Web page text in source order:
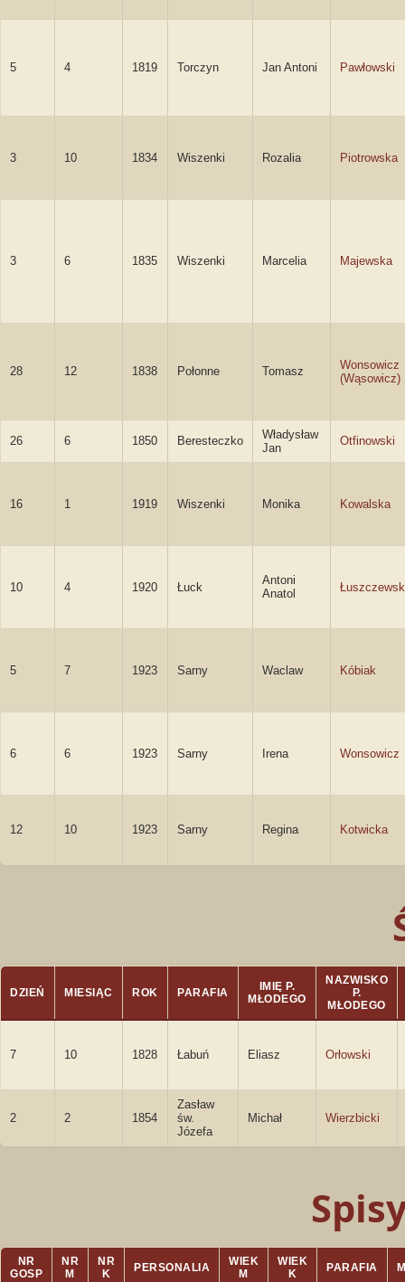
5 4 1819 Torczyn Jan Antoni Pawłowski
3 10 1834 Wiszenki Rozalia Piotrowska
3 6 1835 Wiszenki Marcelia Majewska
28 12 1838 Połonne Tomasz
Wonsowicz
(Wąsowicz)
26 6 1850 Beresteczko
Władysław
Jan
Otfinowski
16 1 1919 Wiszenki Monika Kowalska
10 4 1920 Łuck
Antoni
Anatol
5 7 1923 Sarny Waclaw Kóbiak
6 6 1923 Sarny Irena Wonsowicz
12 10 1923 Sarny Regina Kotwicka
DZIEŃ MIESIĄC ROK PARAFIA
IMIĘ P.
MŁODEGO
NAZWISKO
P.
MŁODEGO
7 10 1828 Łabuń Eliasz Orłowski
2 2 1854
Zasław
św.
Józefa
Michał Wierzbicki
NR
GOSP
NR
M
NR
K
PERSONALIA
WIEK
M
WIEK
K
PARAFIA